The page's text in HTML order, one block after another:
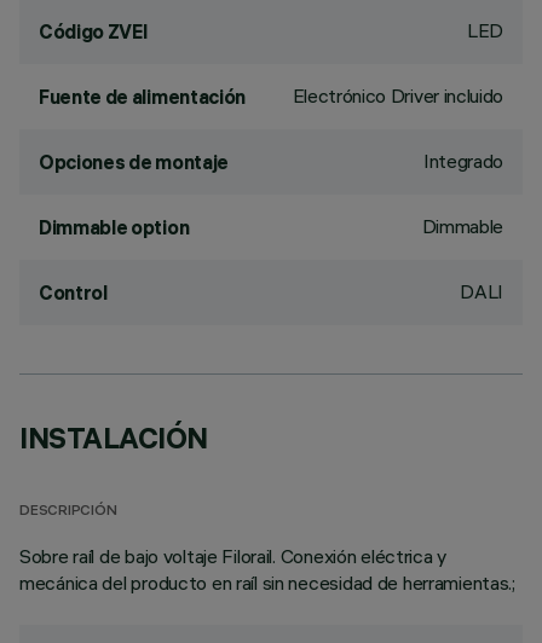
Código ZVEI LED
Fuente de alimentación Electrónico Driver incluido
Opciones de montaje Integrado
Dimmable option Dimmable
Control DALI
INSTALACIÓN
DESCRIPCIÓN
Sobre raíl de bajo voltaje Filorail. Conexión eléctrica y
mecánica del producto en raíl sin necesidad de herramientas.;